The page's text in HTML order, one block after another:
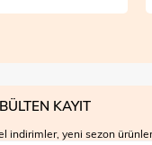
KAYIT
indirimler, yeni sezon